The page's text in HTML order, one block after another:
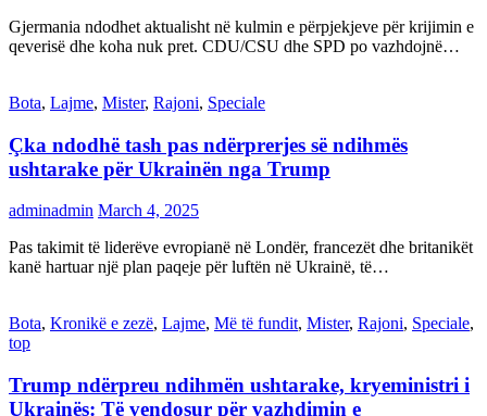
Gjermania ndodhet aktualisht në kulmin e përpjekjeve për krijimin e
qeverisë dhe koha nuk pret. CDU/CSU dhe SPD po vazhdojnë…
Bota, Lajme, Mister, Rajoni, Speciale
Çka ndodhë tash pas ndërprerjes së ndihmës
ushtarake për Ukrainën nga Trump
adminadmin March 4, 2025
Pas takimit të liderëve evropianë në Londër, francezët dhe britanikët
kanë hartuar një plan paqeje për luftën në Ukrainë, të…
Bota, Kronikë e zezë, Lajme, Më të fundit, Mister, Rajoni, Speciale,
top
Trump ndërpreu ndihmën ushtarake, kryeministri i
Ukrainës: Të vendosur për vazhdimin e